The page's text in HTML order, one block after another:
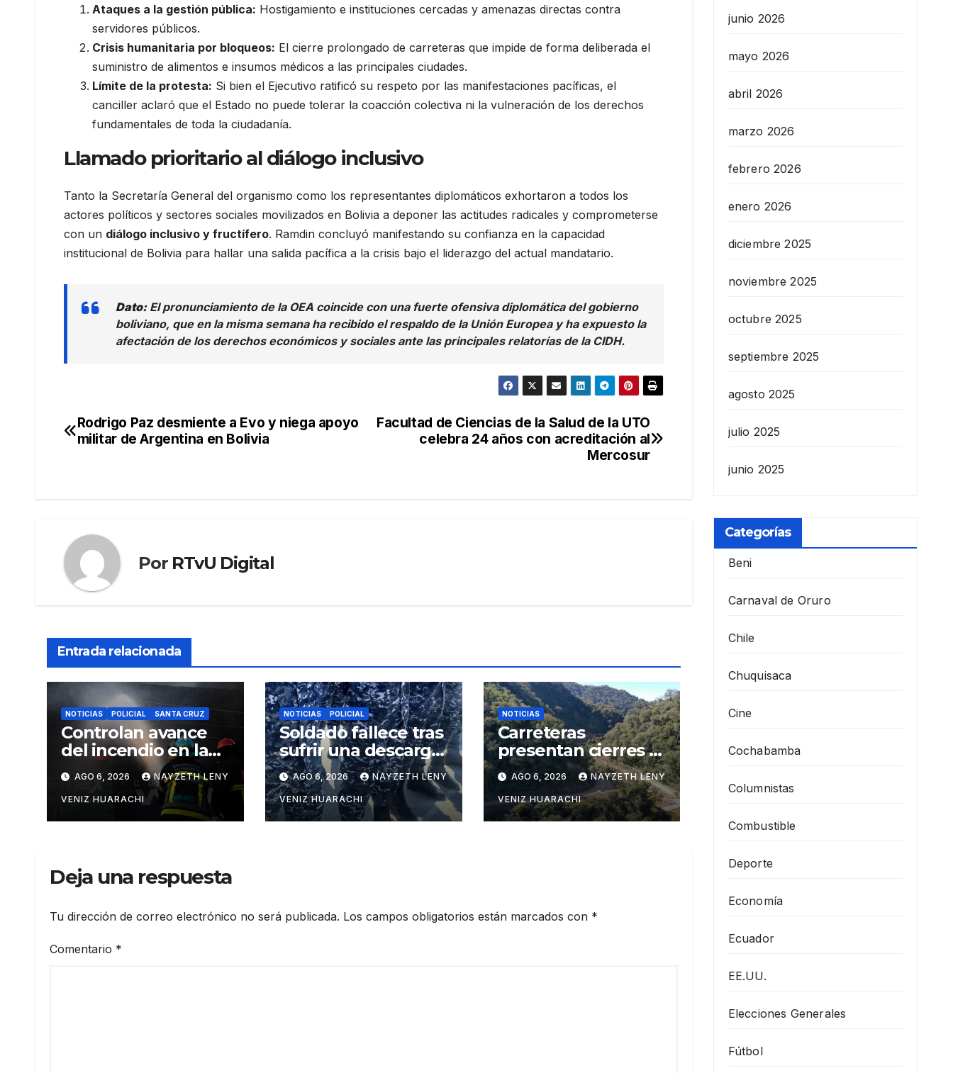
Ataques a la gestión pública: Hostigamiento e instituciones cercadas y amenazas directas contra
servidores públicos.
Crisis humanitaria por bloqueos: El cierre prolongado de carreteras que impide de forma deliberada el
suministro de alimentos e insumos médicos a las principales ciudades.
Límite de la protesta: Si bien el Ejecutivo ratificó su respeto por las manifestaciones pacíficas, el
canciller aclaró que el Estado no puede tolerar la coacción colectiva ni la vulneración de los derechos
fundamentales de toda la ciudadanía.
Llamado prioritario al diálogo inclusivo
Tanto la Secretaría General del organismo como los representantes diplomáticos exhortaron a todos los
actores políticos y sectores sociales movilizados en Bolivia a deponer las actitudes radicales y comprometerse
con un diálogo inclusivo y fructífero. Ramdin concluyó manifestando su confianza en la capacidad
institucional de Bolivia para hallar una salida pacífica a la crisis bajo el liderazgo del actual mandatario.
Dato:El pronunciamiento de la OEA coincide con una fuerte ofensiva diplomática del gobierno
boliviano, que en la misma semana ha recibido el respaldo de la Unión Europea y ha expuesto la
afectación de los derechos económicos y sociales ante las principales relatorías de la CIDH.
Navegación
Facultad de Ciencias de la Salud de la UTO
celebra 24 años con acreditación al
Mercosur
Rodrigo Paz desmiente a Evo y niega apoyo
militar de Argentina en Bolivia
Por RTvU Digital
Entrada relacionada
NOTICIAS POLICIAL SANTA CRUZ
Controlan avance
del incendio en la
feria Barrio Lindo
AGO 6, 2026 NAYZETH LENY
VENIZ HUARACHI
NOTICIAS POLICIAL
Soldado fallece tras
sufrir una descarga
eléctrica en Puerto
Pailas
AGO 6, 2026 NAYZETH LENY
VENIZ HUARACHI
NOTICIAS
Carreteras
presentan cierres y
restricciones por el
feriado patrio
AGO 6, 2026 NAYZETH LENY
VENIZ HUARACHI
Deja una respuesta
Tu dirección de correo electrónico no será publicada. Los campos obligatorios están marcados con *
Comentario *
junio 2026
mayo 2026
abril 2026
marzo 2026
febrero 2026
enero 2026
diciembre 2025
noviembre 2025
octubre 2025
septiembre 2025
agosto 2025
julio 2025
junio 2025
Categorías
Beni
Carnaval de Oruro
Chile
Chuquisaca
Cine
Cochabamba
Columnistas
Combustible
Deporte
Economía
Ecuador
EE.UU.
Elecciones Generales
Fútbol